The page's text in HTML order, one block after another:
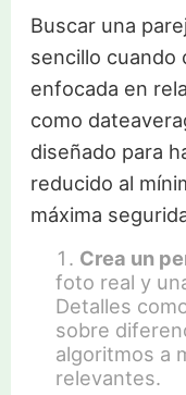
Buscar una
sencillo cuando
enfocada en
como
diseñado para
reducido al
máxima
Crea un
foto real y
Detalles
sobre
algoritmos a
relevantes.